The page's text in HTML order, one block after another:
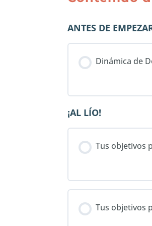
ANTES DE
Dinámica de
¡AL LÍO!
Tus objetivos
Tus objetivos